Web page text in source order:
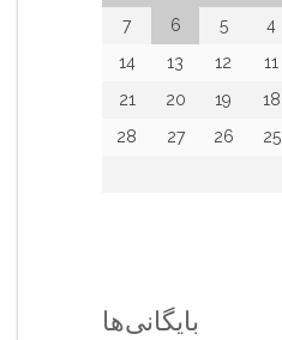
4
5
6
7
11
12
13
14
18
19
20
21
25
26
27
28
بایگانی‌ها